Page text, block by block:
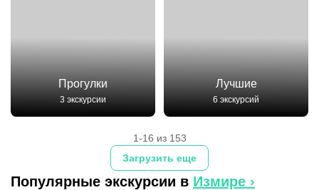
Прогулки
3 экскурсии
Лучшие
6 экскурсий
Загрузить еще
1-16 из 153
Популярные экскурсии в Измире ›